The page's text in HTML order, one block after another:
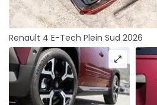
Renault 4 E-Tech Plein Sud 2026